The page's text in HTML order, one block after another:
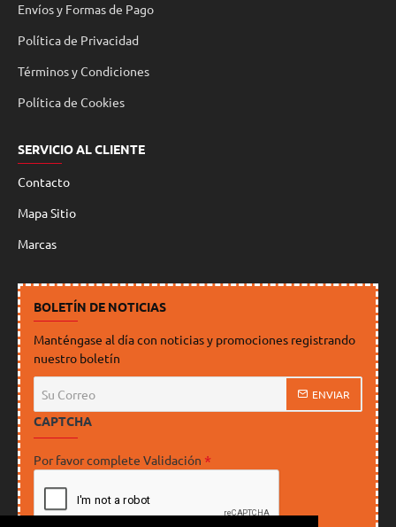
Envíos y Formas de Pago
Política de Privacidad
Términos y Condiciones
Política de Cookies
SERVICIO AL CLIENTE
Contacto
Mapa Sitio
Marcas
BOLETÍN DE NOTICIAS
Manténgase al día con noticias y promociones registrando
nuestro boletín
Correo
ENVIAR
CAPTCHA
Por favor complete Validación